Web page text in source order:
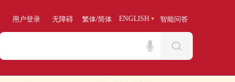
用户登录 无障碍 繁体/简体 ENGLISH 智能问答